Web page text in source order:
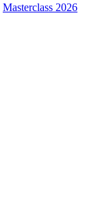
Masterclass 2026